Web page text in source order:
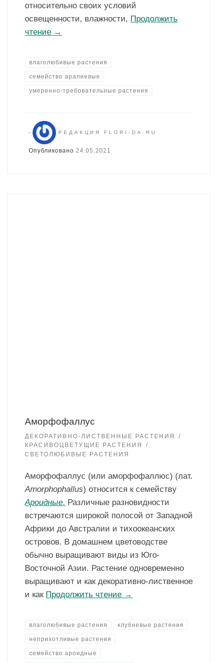
относительно своих условий
освещенности, влажности, Продолжить
чтение →
влаголюбивые растения
семейство аралиевые
умеренно-требовательные растения
- РЕДАКЦИЯ FLORI-DA.RU
Опубликовано24.05.2021
Аморфофаллус
ДЕКОРАТИВНО-ЛИСТВЕННЫЕ РАСТЕНИЯ
КРАСИВОЦВЕТУЩИЕ РАСТЕНИЯ
СВЕТОЛЮБИВЫЕ РАСТЕНИЯ
Аморфофаллус (или аморфофаллюс) (лат.
Amorphophallus) относится к семейству
Ароидные. Различные разновидности
встречаются широкой полосой от Западной
Африки до Австралии и тихоокеанских
островов. В домашнем цветоводстве
обычно выращивают виды из Юго-
Восточной Азии. Растение одновременно
выращивают и как декоративно-лиственное
и как Продолжить чтение →
влаголюбивые растения клубневые растения
неприхотливые растения
семейство ароидные